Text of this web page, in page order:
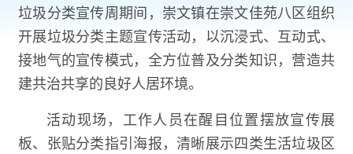
垃圾分类宣传周期间，崇文镇在崇文佳苑八区组织
开展垃圾分类主题宣传活动，以沉浸式、互动式、
接地气的宣传模式，全方位普及分类知识，营造共
建共治共享的良好人居环境。
活动现场，工作人员在醒目位置摆放宣传展
板、张贴分类指引海报，清晰展示四类生活垃圾区